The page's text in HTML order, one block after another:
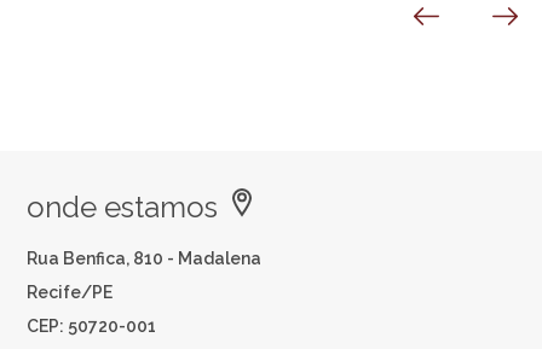
onde estamos
Rua Benfica, 810 - Madalena
Recife/PE
CEP: 50720-001